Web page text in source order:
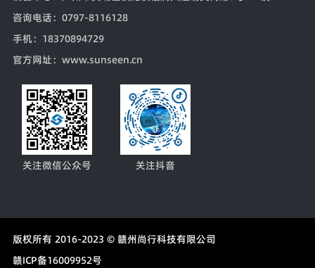
咨询电话：0797-8116128
手机：18370894729
官方网址：www.sunseen.cn
关注微信公众号 关注抖音
版权所有 2016-2023 © 赣州尚行科技有限公司
赣ICP备16009952号